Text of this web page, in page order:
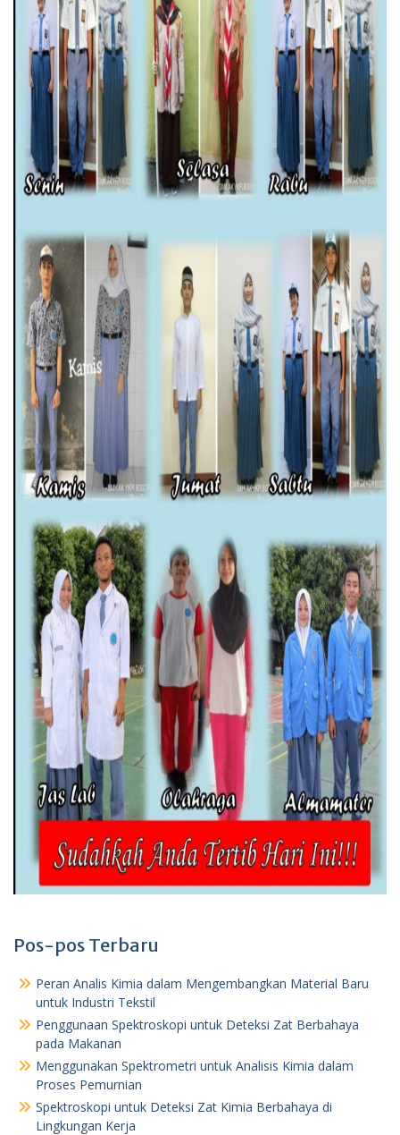
Pos-pos Terbaru
Peran Analis Kimia dalam Mengembangkan Material Baru
untuk Industri Tekstil
Penggunaan Spektroskopi untuk Deteksi Zat Berbahaya
pada Makanan
Menggunakan Spektrometri untuk Analisis Kimia dalam
Proses Pemurnian
Spektroskopi untuk Deteksi Zat Kimia Berbahaya di
Lingkungan Kerja